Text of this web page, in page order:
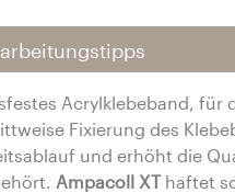
Acrylklebeband,
Fixierung des
und erhöht die
Ampacoll XThaftet